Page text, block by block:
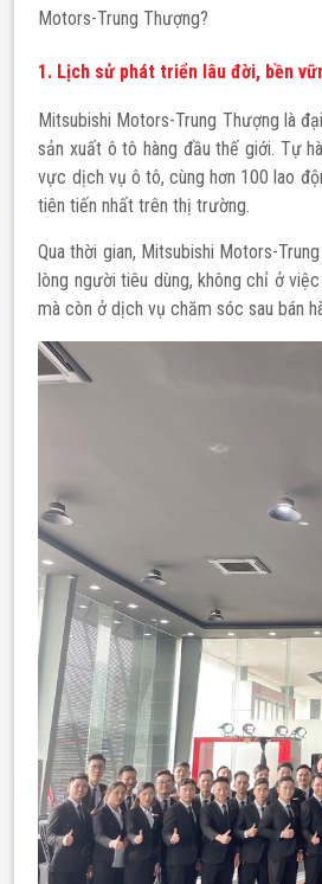
XFORCE
Motors-Trung Thượng?
1. Lịch sử phát triển lâu đời, bền
Mitsubishi Motors-Trung Thượng là
sản xuất ô tô hàng đầu thế giới. Tự
vực dịch vụ ô tô, cùng hơn 100 lao
tiên tiến nhất trên thị trường.
Qua thời gian, Mitsubishi Motors-
lòng người tiêu dùng, không chỉ ở
mà còn ở dịch vụ chăm sóc sau bán